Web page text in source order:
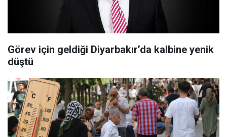
Görev için geldiği Diyarbakır’da kalbine yenik
düştü